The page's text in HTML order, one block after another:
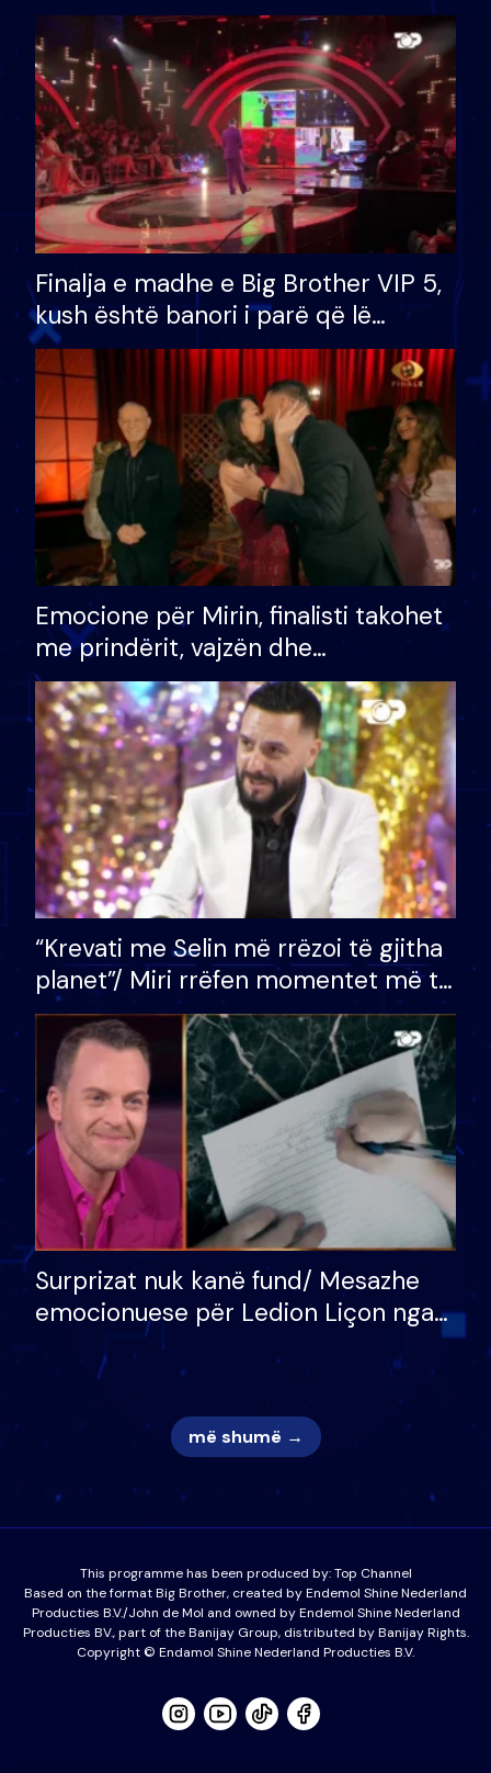
Finalja e madhe e Big Brother VIP 5,
kush është banori i parë që lë
shtëpinë dhe humb mundësinë për
të fituar çmimin e madh
Emocione për Mirin, finalisti takohet
me prindërit, vajzën dhe
bashkëshorten: S’kemi ndonjë letër
divorci apo jo?
“Krevati me Selin më rrëzoi të gjitha
planet”/ Miri rrëfen momentet më të
bukura në shtëpinë e BB VIP: Do më
mungojë zilja e mëngjesit kur…
Surprizat nuk kanë fund/ Mesazhe
emocionuese për Ledion Liçon nga
nëna dhe fëmijët e tij, moderatori
nuk i mban dot lotët: Nuk meritoj…
më shumë →
This programme has been produced by:Top Channel
Based on the format Big Brother, created by Endemol Shine Nederland
Producties B.V./John de Mol and owned by Endemol Shine Nederland
Producties BV., part of the Banijay Group, distributed by Banijay Rights.
Copyright © Endamol Shine Nederland Producties B.V.